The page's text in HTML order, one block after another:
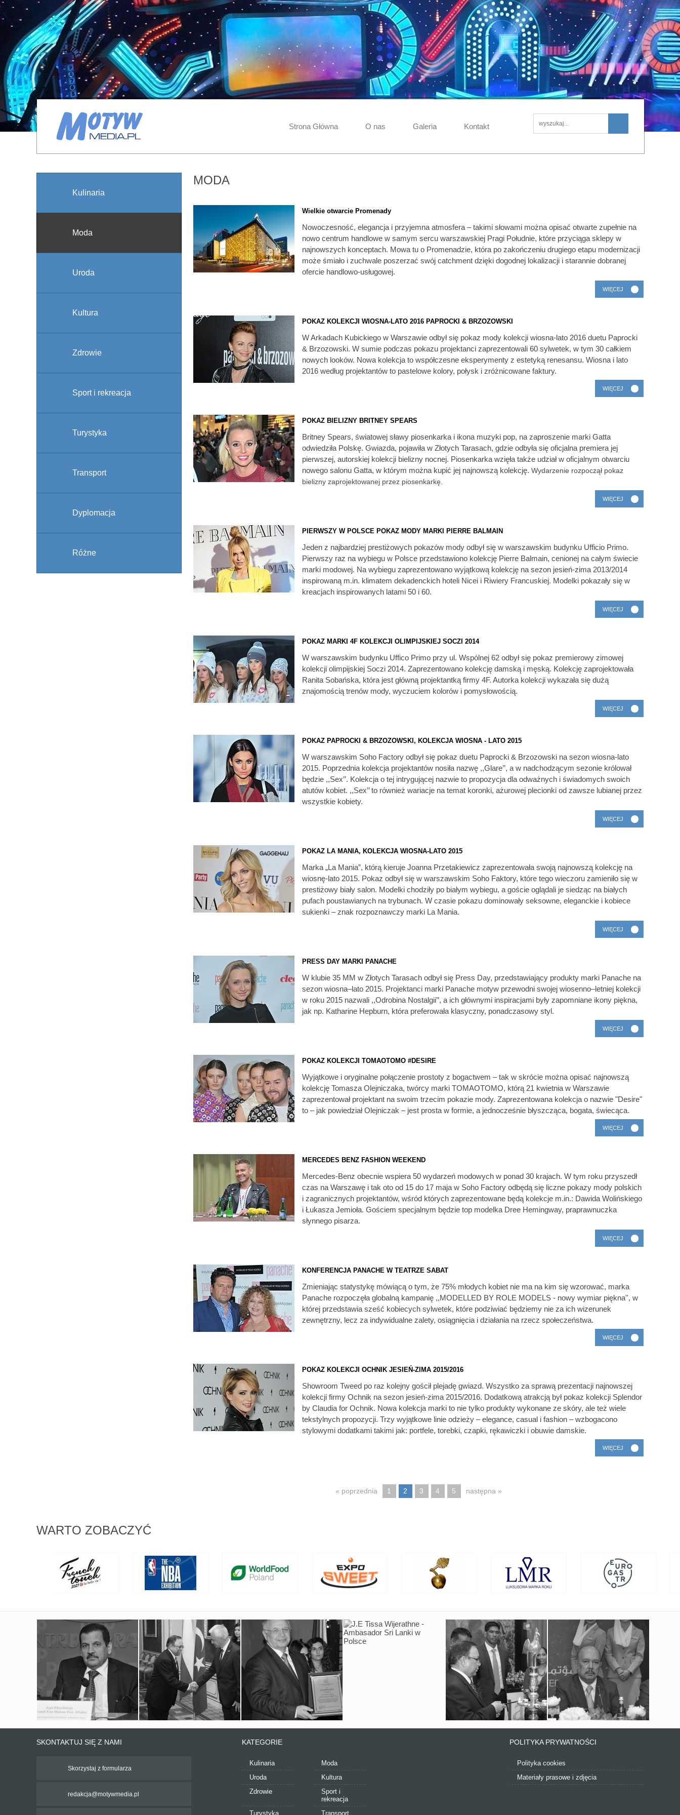
Strona Główna O nas Galeria Kontakt
Kulinaria
Moda
Uroda
Kultura
Zdrowie
Sport i rekreacja
Turystyka
Transport
Dyplomacja
Różne
MODA
Wielkie otwarcie Promenady
Nowoczesność, elegancja i przyjemna atmosfera – takimi słowami można opisać otwarte zupełnie na
nowo centrum handlowe w samym sercu warszawskiej Pragi Południe, które przyciąga sklepy w
najnowszych konceptach. Mowa tu o Promenadzie, która po zakończeniu drugiego etapu modernizacji
może śmiało i zuchwale poszerzać swój catchment dzięki dogodnej lokalizacji i starannie dobranej
ofercie handlowo-usługowej.
WIĘCEJ
POKAZ KOLEKCJI WIOSNA-LATO 2016 PAPROCKI & BRZOZOWSKI
W Arkadach Kubickiego w Warszawie odbył się pokaz mody kolekcji wiosna-lato 2016 duetu Paprocki
& Brzozowski. W sumie podczas pokazu projektanci zaprezentowali 60 sylwetek, w tym 30 całkiem
nowych looków. Nowa kolekcja to współczesne eksperymenty z estetyką renesansu. Wiosna i lato
2016 według projektantów to pastelowe kolory, połysk i zróżnicowane faktury.
WIĘCEJ
POKAZ BIELIZNY BRITNEY SPEARS
Britney Spears, światowej sławy piosenkarka i ikona muzyki pop, na zaproszenie marki Gatta
odwiedziła Polskę. Gwiazda, pojawiła w Złotych Tarasach, gdzie odbyła się oficjalna premiera jej
pierwszej, autorskiej kolekcji bielizny nocnej. Piosenkarka wzięła także udział w oficjalnym otwarciu
nowego salonu Gatta, w którym można kupić jej najnowszą kolekcję. Wydarzenie rozpoczął pokaz
bielizny zaprojektowanej przez piosenkarkę.
WIĘCEJ
PIERWSZY W POLSCE POKAZ MODY MARKI PIERRE BALMAIN
Jeden z najbardziej prestiżowych pokazów mody odbył się w warszawskim budynku Ufficio Primo.
Pierwszy raz na wybiegu w Polsce przedstawiono kolekcję Pierre Balmain, cenionej na całym świecie
marki modowej. Na wybiegu zaprezentowano wyjątkową kolekcję na sezon jesień-zima 2013/2014
inspirowaną m.in. klimatem dekadenckich hoteli Nicei i Riwiery Francuskiej. Modelki pokazały się w
kreacjach inspirowanych latami 50 i 60.
WIĘCEJ
POKAZ MARKI 4F KOLEKCJI OLIMPIJSKIEJ SOCZI 2014
W warszawskim budynku Uffico Primo przy ul. Wspólnej 62 odbył się pokaz premierowy zimowej
kolekcji olimpijskiej Soczi 2014. Zaprezentowano kolekcję damską i męską. Kolekcję zaprojektowała
Ranita Sobańska, która jest główną projektantką firmy 4F. Autorka kolekcji wykazała się dużą
znajomością trenów mody, wyczuciem kolorów i pomysłowością.
WIĘCEJ
POKAZ PAPROCKI & BRZOZOWSKI, KOLEKCJA WIOSNA - LATO 2015
W warszawskim Soho Factory odbył się pokaz duetu Paprocki & Brzozowski na sezon wiosna-lato
2015. Poprzednia kolekcja projektantów nosiła nazwę ,,Glare’’, a w nadchodzącym sezonie królował
będzie ,,Sex’’. Kolekcja o tej intrygującej nazwie to propozycja dla odważnych i świadomych swoich
atutów kobiet. ,,Sex’’ to również wariacje na temat koronki, ażurowej plecionki od zawsze lubianej przez
wszystkie kobiety.
WIĘCEJ
POKAZ LA MANIA, KOLEKCJA WIOSNA-LATO 2015
Marka „La Mania”, którą kieruje Joanna Przetakiewicz zaprezentowała swoją najnowszą kolekcję na
wiosnę-lato 2015. Pokaz odbył się w warszawskim Soho Faktory, które tego wieczoru zamieniło się w
prestiżowy biały salon. Modelki chodziły po białym wybiegu, a goście oglądali je siedząc na białych
pufach poustawianych na trybunach. W czasie pokazu dominowały seksowne, eleganckie i kobiece
sukienki – znak rozpoznawczy marki La Mania.
WIĘCEJ
PRESS DAY MARKI PANACHE
W klubie 35 MM w Złotych Tarasach odbył się Press Day, przedstawiający produkty marki Panache na
sezon wiosna–lato 2015. Projektanci marki Panache motyw przewodni swojej wiosenno–letniej kolekcji
w roku 2015 nazwali ,,Odrobina Nostalgii’’, a ich głównymi inspiracjami były zapomniane ikony piękna,
jak np. Katharine Hepburn, która preferowała klasyczny, ponadczasowy styl.
WIĘCEJ
POKAZ KOLEKCJI TOMAOTOMO #DESIRE
Wyjątkowe i oryginalne połączenie prostoty z bogactwem – tak w skrócie można opisać najnowszą
kolekcję Tomasza Olejniczaka, twórcy marki TOMAOTOMO, którą 21 kwietnia w Warszawie
zaprezentował projektant na swoim trzecim pokazie mody. Zaprezentowana kolekcja o nazwie "Desire"
to – jak powiedział Olejniczak – jest prosta w formie, a jednocześnie błyszcząca, bogata, świecąca.
WIĘCEJ
MERCEDES BENZ FASHION WEEKEND
Mercedes-Benz obecnie wspiera 50 wydarzeń modowych w ponad 30 krajach. W tym roku przyszedł
czas na Warszawę i tak oto od 15 do 17 maja w Soho Factory odbędą się liczne pokazy mody polskich
i zagranicznych projektantów, wśród których zaprezentowane będą kolekcje m.in.: Dawida Wolińskiego
i Łukasza Jemioła. Gościem specjalnym będzie top modelka Dree Hemingway, praprawnuczka
słynnego pisarza.
WIĘCEJ
KONFERENCJA PANACHE W TEATRZE SABAT
Zmieniając statystykę mówiącą o tym, że 75% młodych kobiet nie ma na kim się wzorować, marka
Panache rozpoczęła globalną kampanię ,,MODELLED BY ROLE MODELS - nowy wymiar piękna'', w
której przedstawia sześć kobiecych sylwetek, które podziwiać będziemy nie za ich wizerunek
zewnętrzny, lecz za indywidualne zalety, osiągnięcia i działania na rzecz społeczeństwa.
WIĘCEJ
POKAZ KOLEKCJI OCHNIK JESIEŃ-ZIMA 2015/2016
Showroom Tweed po raz kolejny gościł plejadę gwiazd. Wszystko za sprawą prezentacji najnowszej
kolekcji firmy Ochnik na sezon jesień-zima 2015/2016. Dodatkową atrakcją był pokaz kolekcji Splendor
by Claudia for Ochnik. Nowa kolekcja marki to nie tylko produkty wykonane ze skóry, ale też wiele
tekstylnych propozycji. Trzy wyjątkowe linie odzieży – elegance, casual i fashion – wzbogacono
stylowymi dodatkami takimi jak: portfele, torebki, czapki, rękawiczki i obuwie damskie.
WIĘCEJ
« poprzednia 1 2 3 4 5 następna »
WARTO ZOBACZYĆ
SKONTAKTUJ SIĘ Z NAMI
Skorzystaj z formularza
redakcja@motywmedia.pl
KATEGORIE
Kulinaria
Moda
Uroda
Kultura
Zdrowie
Sport i
rekreacja
Turystyka
Transport
POLITYKA PRYWATNOŚCI
Polityka cookies
Materiały prasowe i zdjęcia